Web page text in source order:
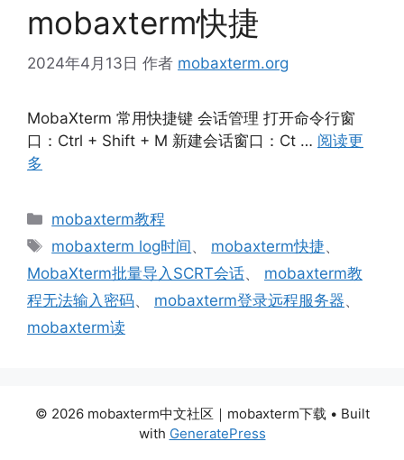
mobaxterm快捷
2024年4月13日 作者 mobaxterm.org
MobaXterm 常用快捷键 会话管理 打开命令行窗
口：Ctrl + Shift + M 新建会话窗口：Ct … 阅读更
多
分
mobaxterm教程
标
签
mobaxterm log时间、 mobaxterm快捷、
MobaXterm批量导入SCRT会话、 mobaxterm教
程无法输入密码、 mobaxterm登录远程服务器、
mobaxterm读
© 2026 mobaxterm中文社区｜mobaxterm下载 • Built
with GeneratePress